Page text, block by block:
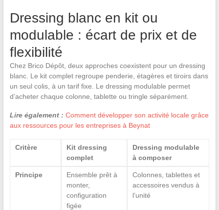
Dressing blanc en kit ou
modulable : écart de prix et de
flexibilité
Chez Brico Dépôt, deux approches coexistent pour un dressing
blanc. Le kit complet regroupe penderie, étagères et tiroirs dans
un seul colis, à un tarif fixe. Le dressing modulable permet
d’acheter chaque colonne, tablette ou tringle séparément.
Lire également : Comment développer son activité locale grâce
aux ressources pour les entreprises à Beynat
Critère
Kit dressing
complet
Dressing modulable
à composer
Principe
Ensemble prêt à
monter,
configuration
figée
Colonnes, tablettes et
accessoires vendus à
l’unité